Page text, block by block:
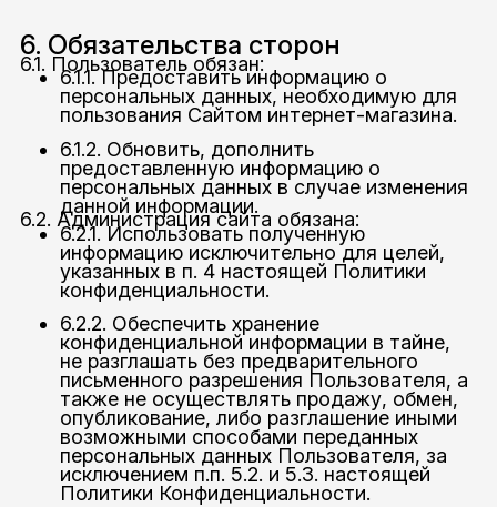
6. Обязательства сторон
6.1. Пользователь обязан:
6.1.1. Предоставить информацию о
персональных данных, необходимую для
пользования Сайтом интернет-магазина.
6.1.2. Обновить, дополнить
предоставленную информацию о
персональных данных в случае изменения
данной информации.
6.2. Администрация сайта обязана:
6.2.1. Использовать полученную
информацию исключительно для целей,
указанных в п. 4 настоящей Политики
конфиденциальности.
6.2.2. Обеспечить хранение
конфиденциальной информации в тайне,
не разглашать без предварительного
письменного разрешения Пользователя, а
также не осуществлять продажу, обмен,
опубликование, либо разглашение иными
возможными способами переданных
персональных данных Пользователя, за
исключением п.п. 5.2. и 5.3. настоящей
Политики Конфиденциальности.